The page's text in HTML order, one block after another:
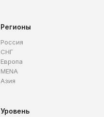
Регионы
Россия
СНГ
Европа
MENA
Азия
Уровень